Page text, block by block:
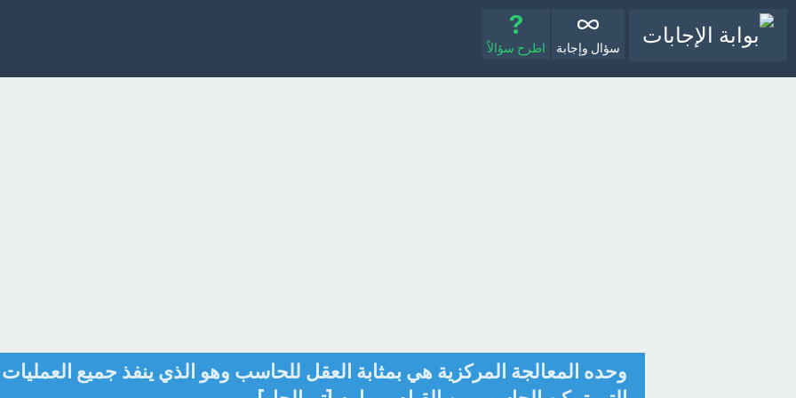
سؤال وإجابة اطرح سؤالاً
وحده المعالجة المركزية هي بمثابة العقل للحاسب وهو الذي ينفذ جميع العمليات